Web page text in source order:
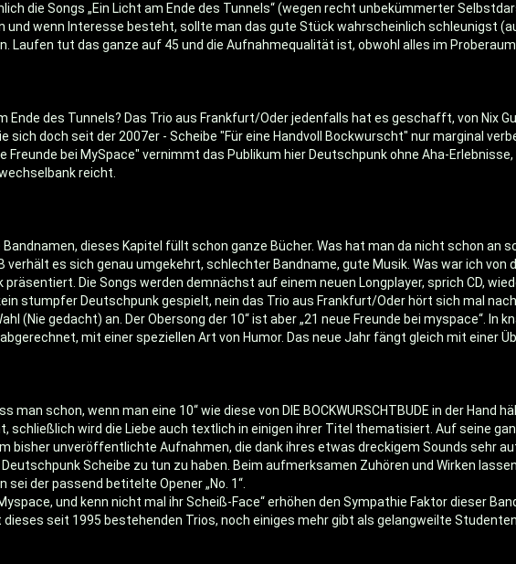
die Songs „Ein Licht am Ende des Tunnels“ (wegen recht unbekümmerter
und wenn Interesse besteht, sollte man das gute Stück wahrscheinlich schleunigst
Laufen tut das ganze auf 45 und die Aufnahmequalität ist, obwohl alles im
Ende des Tunnels? Das Trio aus Frankfurt/Oder jedenfalls hat es geschafft, von Nix
sich doch seit der 2007er - Scheibe "Für eine Handvoll Bockwurscht" nur marginal
bei MySpace" vernimmt das Publikum hier Deutschpunk ohne Aha-
reicht.
dieses Kapitel füllt schon ganze Bücher. Was hat man da nicht schon an
verhält es sich genau umgekehrt, schlechter Bandname, gute Musik. Was war ich
präsentiert. Die Songs werden demnächst auf einem neuen Longplayer, sprich CD,
stumpfer Deutschpunk gespielt, nein das Trio aus Frankfurt/Oder hört sich mal
(Nie gedacht) an. Der Obersong der 10“ ist aber „21 neue Freunde bei myspace“. In
mit einer speziellen Art von Humor. Das neue Jahr fängt gleich mit einer
schon, wenn man eine 10“ wie diese von DIE BOCKWURSCHTBUDE in der Hand
schließlich wird die Liebe auch textlich in einigen ihrer Titel thematisiert. Auf seine
bisher unveröffentlichte Aufnahmen, die dank ihres etwas dreckigem Sounds sehr
Scheibe zu tun zu haben. Beim aufmerksamen Zuhören und Wirken
der passend betitelte Opener „No. 1“.
und kenn nicht mal ihr Scheiß-Face“ erhöhen den Sympathie Faktor dieser
seit 1995 bestehenden Trios, noch einiges mehr gibt als gelangweilte